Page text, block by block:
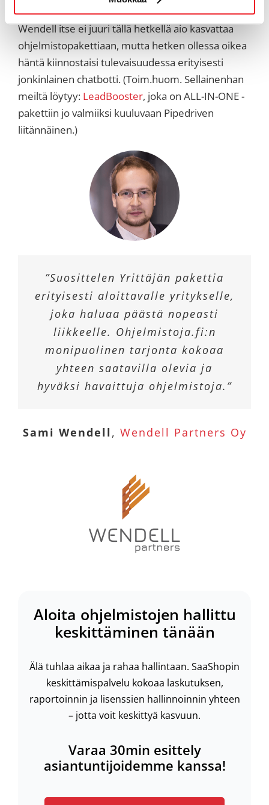
Wendell itse ei juuri tällä hetkellä aio kasvattaa
ohjelmistopakettiaan, mutta hetken ollessa oikea
häntä kiinnostaisi tulevaisuudessa erityisesti
jonkinlainen chatbotti. (Toim.huom. Sellainenhan
meiltä löytyy: LeadBooster, joka on ALL-IN-ONE -
pakettiin jo valmiiksi kuuluvaan Pipedriven
liitännäinen.)
”Suosittelen Yrittäjän pakettia
erityisesti aloittavalle yritykselle,
joka haluaa päästä nopeasti
liikkeelle. Ohjelmistoja.fi:n
monipuolinen tarjonta kokoaa
yhteen saatavilla olevia ja
hyväksi havaittuja ohjelmistoja.”
Sami Wendell , Wendell Partners Oy
Aloita ohjelmistojen hallittu
keskittäminen tänään
Älä tuhlaa aikaa ja rahaa hallintaan. SaaShopin
keskittämispalvelu kokoaa laskutuksen,
raportoinnin ja lisenssien hallinnoinnin yhteen
– jotta voit keskittyä kasvuun.
Varaa 30min esittely
asiantuntijoidemme kanssa!